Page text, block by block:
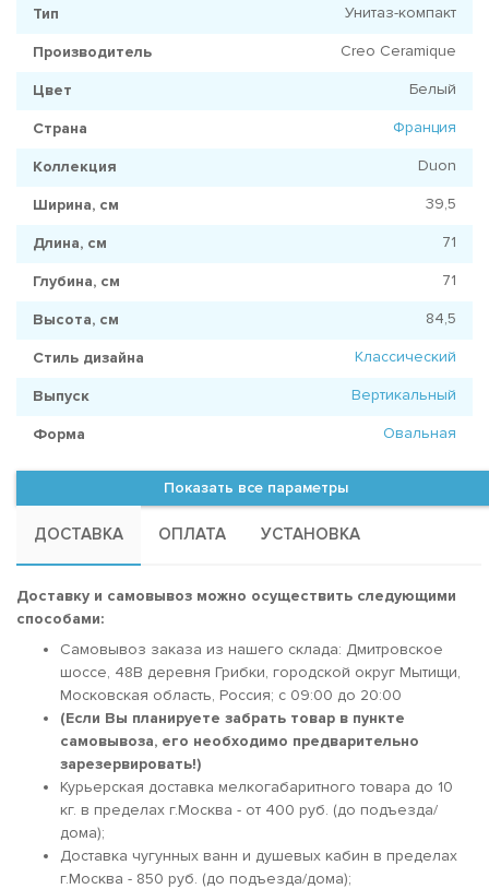
Тип Унитаз-компакт
Производитель Creo Ceramique
Цвет Белый
Страна Франция
Коллекция Duon
Ширина, см 39,5
Длина, см 71
Глубина, см 71
Высота, см 84,5
Стиль дизайна Классический
Выпуск Вертикальный
Форма Овальная
Показать все параметры
ДОСТАВКА ОПЛАТА УСТАНОВКА
Доставку и самовывоз можно осуществить следующими
способами:
Самовывоз заказа из нашего склада: Дмитровское
шоссе, 48В деревня Грибки, городской округ Мытищи,
Московская область, Россия; c 09:00 до 20:00
(Если Вы планируете забрать товар в пункте
самовывоза, его необходимо предварительно
зарезервировать!)
Курьерская доставка мелкогабаритного товара до 10
кг. в пределах г.Москва - от 400 руб. (до подъезда/
дома);
Доставка чугунных ванн и душевых кабин в пределах
г.Москва - 850 руб. (до подъезда/дома);